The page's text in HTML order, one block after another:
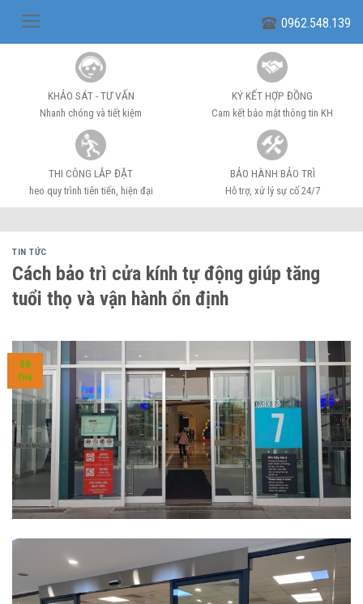
0962.548.139
KHẢO SÁT - TƯ VẤN
Nhanh chóng và tiết kiệm
KÝ KẾT HỢP ĐỒNG
Cam kết bảo mật thông tin KH
THI CÔNG LẮP ĐẶT
heo quy trình tiên tiến, hiện đại
BẢO HÀNH BẢO TRÌ
Hỗ trợ, xử lý sự cố 24/7
TIN TỨC
Cách bảo trì cửa kính tự động giúp tăng
tuổi thọ và vận hành ổn định
26
TH6